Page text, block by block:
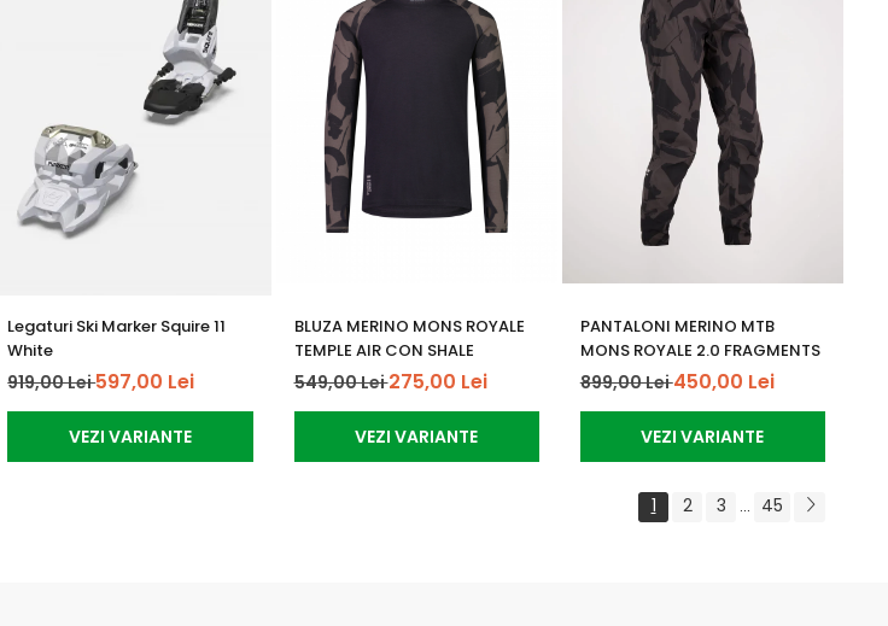
Legaturi Ski Marker Squire 11
White
919,00 Lei597,00 Lei
VEZI VARIANTE
BLUZA MERINO MONS ROYALE
TEMPLE AIR CON SHALE
549,00 Lei275,00 Lei
VEZI VARIANTE
PANTALONI MERINO MTB
MONS ROYALE 2.0 FRAGMENTS
899,00 Lei450,00 Lei
VEZI VARIANTE
1 2 3 ... 45